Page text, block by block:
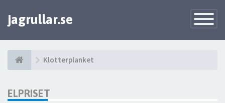
Toggle
jagrullar.se
Klotterplanket
ELPRISET